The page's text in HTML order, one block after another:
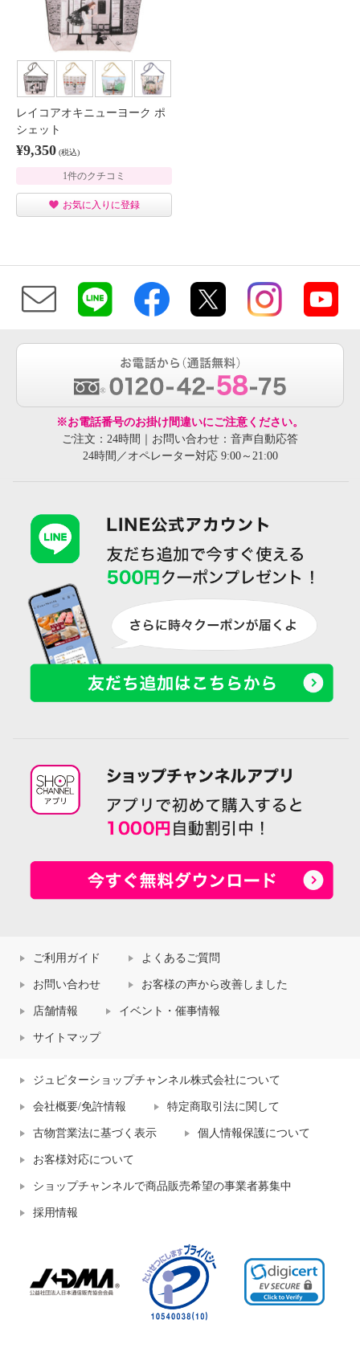
レイコアオキニューヨーク ポ
シェット
¥9,350 (税込)
1件のクチコミ
お気に入りに登録
※お電話番号のお掛け間違いにご注意ください。
ご注文：24時間｜お問い合わせ：音声自動応答
24時間／オペレーター対応 9:00～21:00
ご利用ガイド よくあるご質問
お問い合わせ お客様の声から改善しました
店舗情報 イベント・催事情報
サイトマップ
ジュピターショップチャンネル株式会社について
会社概要/免許情報 特定商取引法に関して
古物営業法に基づく表示 個人情報保護について
お客様対応について
ショップチャンネルで商品販売希望の事業者募集中
採用情報